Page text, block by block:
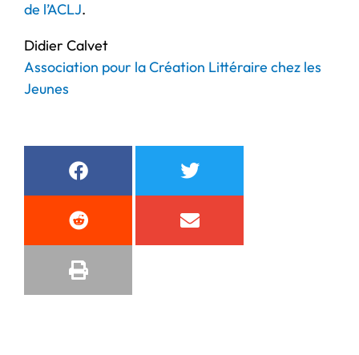
de l’ACLJ.
Didier Calvet
Association pour la Création Littéraire chez les
Jeunes